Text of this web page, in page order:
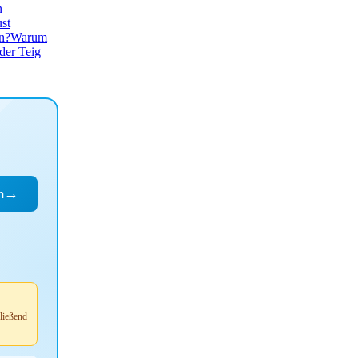
Warum
Teig
→